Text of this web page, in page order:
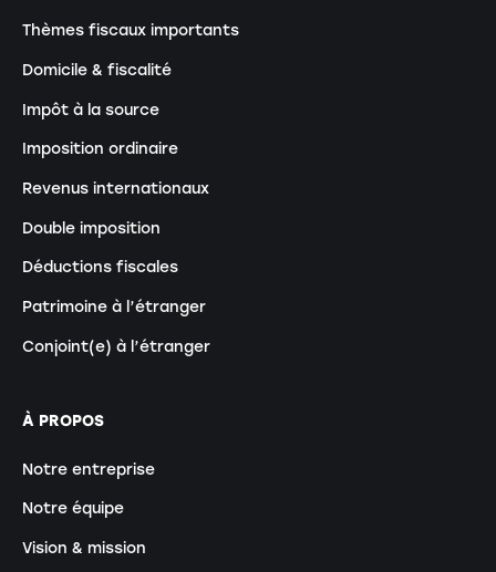
Thèmes fiscaux importants
Domicile & fiscalité
Impôt à la source
Imposition ordinaire
Revenus internationaux
Double imposition
Déductions fiscales
Patrimoine à l’étranger
Conjoint(e) à l’étranger
À PROPOS
Notre entreprise
Notre équipe
Vision & mission